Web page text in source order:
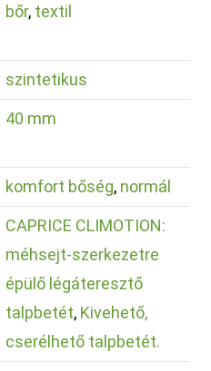
bőr, textil
szintetikus
40 mm
komfort bőség, normál
CAPRICE CLIMOTION:
méhsejt-szerkezetre
épülő légáteresztő
talpbetét, Kivehető,
cserélhető talpbetét.